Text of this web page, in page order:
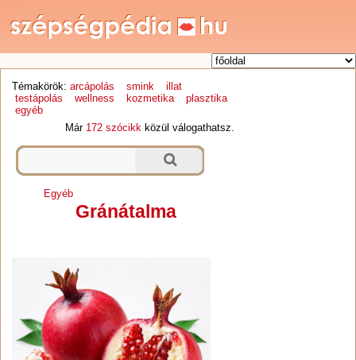
Témakörök: arcápolás smink
illat
testápolás
wellness kozmetika
plasztika
egyéb
Már 172 szócikk közül válogathatsz.
Egyéb
Gránátalma